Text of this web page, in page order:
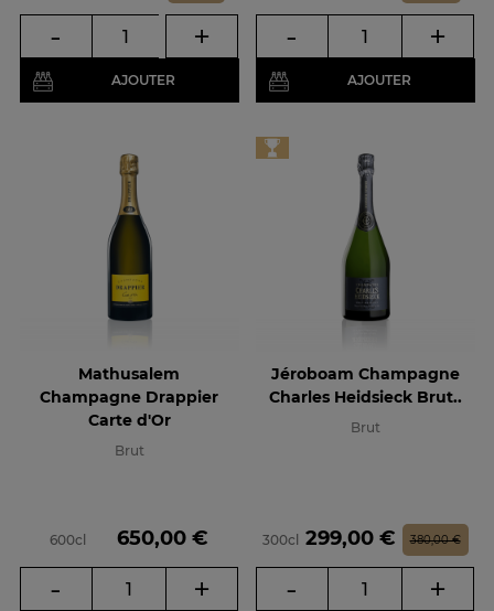
- +
AJOUTER
- +
AJOUTER
Mathusalem
Champagne Drappier
Carte d'Or
Brut
600cl Prix
650,00 €
- +
Jéroboam Champagne
Charles Heidsieck Brut..
Brut
300cl Prix
299,00 €Prix de base
380,00 €
- +